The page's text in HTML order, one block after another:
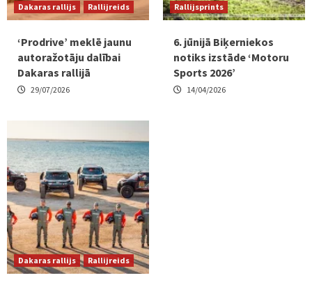
Dakaras rallijs Rallijreids
‘Prodrive’ meklē jaunu
autoražotāju dalībai
Dakaras rallijā
29/07/2026
Rallijsprints
6. jūnijā Biķerniekos
notiks izstāde ‘Motoru
Sports 2026’
14/04/2026
Dakaras rallijs Rallijreids